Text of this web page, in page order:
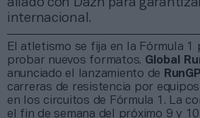
aliado con Dazn para
internacional.
El atletismo se fija en la Fórmula 1
probar nuevos formatos. Global
anunciado el lanzamiento de RunGP
carreras de resistencia por
en los circuitos de Fórmula 1. La
el fin de semana del próximo 9 y